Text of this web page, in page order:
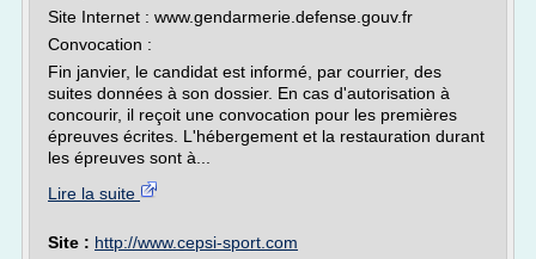
Site Internet : www.gendarmerie.defense.gouv.fr
Convocation :
Fin janvier, le candidat est informé, par courrier, des
suites données à son dossier. En cas d'autorisation à
concourir, il reçoit une convocation pour les premières
épreuves écrites. L'hébergement et la restauration durant
les épreuves sont à...
Lire la suite
Site : http://www.cepsi-sport.com